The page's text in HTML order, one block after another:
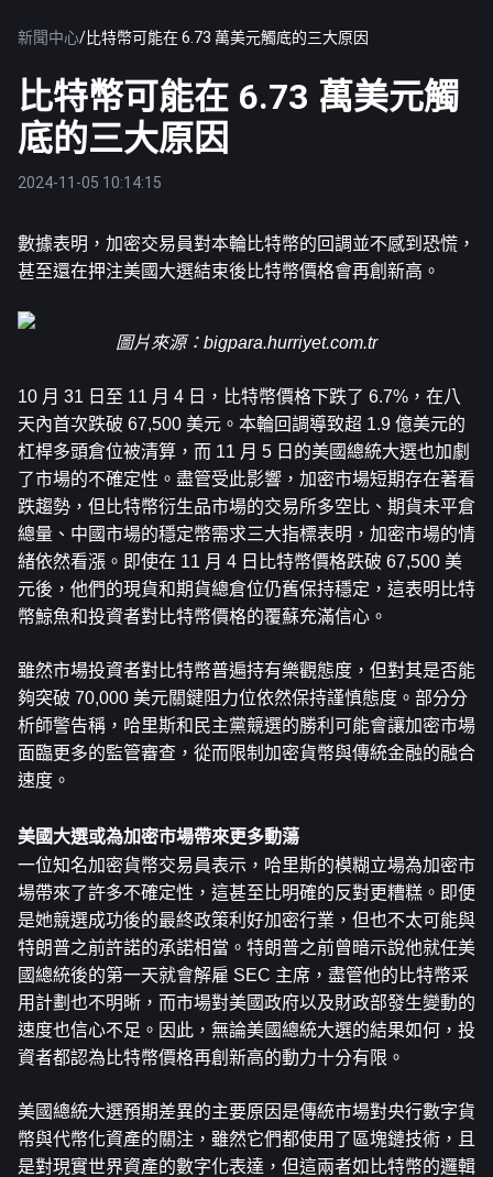
新聞中心/比特幣可能在 6.73 萬美元觸底的三大原因
比特幣可能在 6.73 萬美元觸
底的三大原因
2024-11-05 10:14:15
數據表明，加密交易員對本輪比特幣的回調並不感到恐慌，
甚至還在押注美國大選結束後比特幣價格會再創新高。
圖片來源： bigpara.hurriyet.com.tr
10 月 31 日至 11 月 4 日，比特幣價格下跌了 6.7%，在八
天內首次跌破 67,500 美元。本輪回調導致超 1.9 億美元的
杠桿多頭倉位被清算，而 11 月 5 日的美國總統大選也加劇
了市場的不確定性。盡管受此影響，加密市場短期存在著看
跌趨勢，但比特幣衍生品市場的交易所多空比、期貨未平倉
總量、中國市場的穩定幣需求三大指標表明，加密市場的情
緒依然看漲。即使在 11 月 4 日比特幣價格跌破 67,500 美
元後，他們的現貨和期貨總倉位仍舊保持穩定，這表明比特
幣鯨魚和投資者對比特幣價格的覆蘇充滿信心。
雖然市場投資者對比特幣普遍持有樂觀態度，但對其是否能
夠突破 70,000 美元關鍵阻力位依然保持謹慎態度。部分分
析師警告稱，哈里斯和民主黨競選的勝利可能會讓加密市場
面臨更多的監管審查，從而限制加密貨幣與傳統金融的融合
速度。
美國大選或為加密市場帶來更多動蕩
一位知名加密貨幣交易員表示，哈里斯的模糊立場為加密市
場帶來了許多不確定性，這甚至比明確的反對更糟糕。即便
是她競選成功後的最終政策利好加密行業，但也不太可能與
特朗普之前許諾的承諾相當。特朗普之前曾暗示說他就任美
國總統後的第一天就會解雇 SEC 主席，盡管他的比特幣采
用計劃也不明晰，而市場對美國政府以及財政部發生變動的
速度也信心不足。因此，無論美國總統大選的結果如何，投
資者都認為比特幣價格再創新高的動力十分有限。
美國總統大選預期差異的主要原因是傳統市場對央行數字貨
幣與代幣化資產的關注，雖然它們都使用了區塊鏈技術，且
是對現實世界資產的數字化表達，但這兩者如比特幣的邏輯